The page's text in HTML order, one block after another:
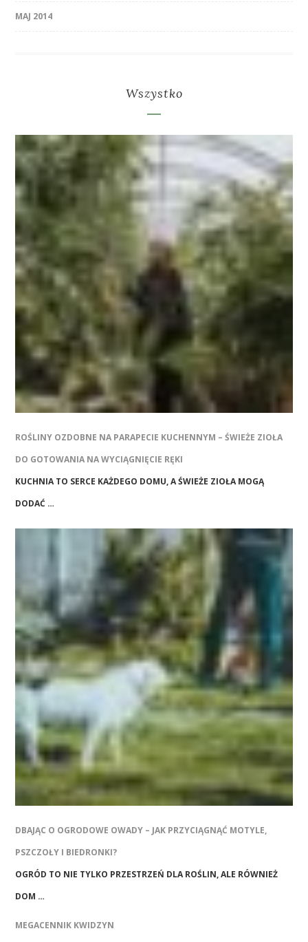
MAJ 2014
Wszystko
ROŚLINY OZDOBNE NA PARAPECIE KUCHENNYM – ŚWIEŻE ZIOŁA
DO GOTOWANIA NA WYCIĄGNIĘCIE RĘKI
KUCHNIA TO SERCE KAŻDEGO DOMU, A ŚWIEŻE ZIOŁA MOGĄ
DODAĆ …
DBAJĄC O OGRODOWE OWADY – JAK PRZYCIĄGNĄĆ MOTYLE,
PSZCZOŁY I BIEDRONKI?
OGRÓD TO NIE TYLKO PRZESTRZEŃ DLA ROŚLIN, ALE RÓWNIEŻ
DOM …
MEGACENNIK KWIDZYN